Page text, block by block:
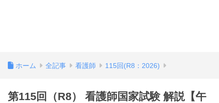
ホーム 全記事 看護師 115回(R8：2026)
第115回（R8） 看護師国家試験 解説【午